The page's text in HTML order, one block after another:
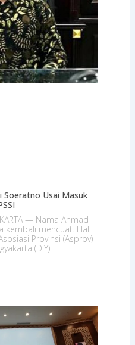
Soeratno Usai Masuk
— Nama Ahmad
kembali mencuat. Hal
Provinsi (Asprov)
(DIY)